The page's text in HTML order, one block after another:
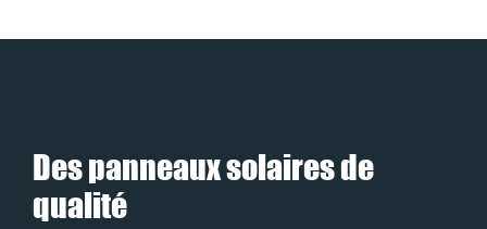
Des panneaux solaires de
qualité